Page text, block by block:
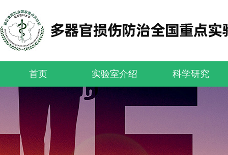
首页 实验室介绍 科学研究